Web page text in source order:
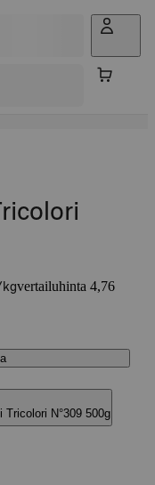
vertailuhinta 4,76
N°309 500g